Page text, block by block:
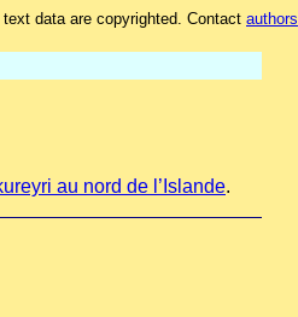
data are copyrighted. Contact authors
au nord de l’Islande.